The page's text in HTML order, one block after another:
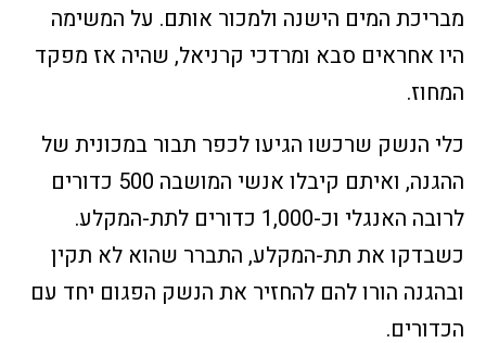
מבריכת המים הישנה ולמכור אותם. על המשימה
היו אחראים סבא ומרדכי קרניאל, שהיה אז מפקד
המחוז.
כלי הנשק שרכשו הגיעו לכפר תבור במכונית של
ההגנה, ואיתם קיבלו אנשי המושבה 500 כדורים
לרובה האנגלי וכ-1,000 כדורים לתת-המקלע.
כשבדקו את תת-המקלע, התברר שהוא לא תקין
ובהגנה הורו להם להחזיר את הנשק הפגום יחד עם
הכדורים.